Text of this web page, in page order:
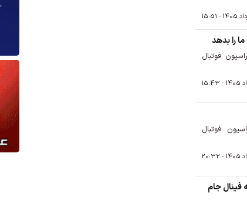
را بدهد
فوتبال
فوتبال
فینال جام